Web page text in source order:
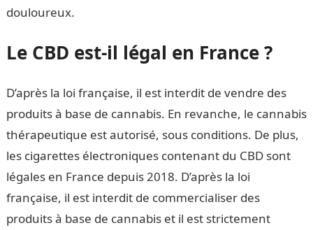
douloureux.
Le CBD est-il légal en France ?
D’après la loi française, il est interdit de vendre des
produits à base de cannabis. En revanche, le cannabis
thérapeutique est autorisé, sous conditions. De plus,
les cigarettes électroniques contenant du CBD sont
légales en France depuis 2018. D’après la loi
française, il est interdit de commercialiser des
produits à base de cannabis et il est strictement